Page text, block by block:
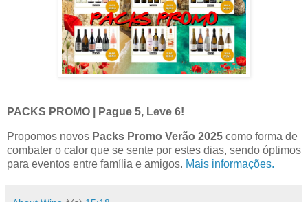
PACKS PROMO | Pague 5, Leve 6!
Propomos novos Packs Promo Verão 2025 como forma de
combater o calor que se sente por estes dias, sendo óptimos
para eventos entre família e amigos. Mais informações.